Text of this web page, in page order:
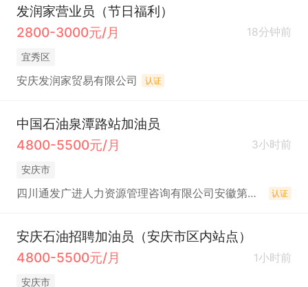
发润家营业员（节日福利）
2800-3000元/月
18分钟前
宜秀区
安庆发润家贸易有限公司 认证
中国石油泉潭路站加油员
4800-5500元/月
3小时前
安庆市
四川通发广进人力资源管理咨询有限公司安徽第一分公司 认证
安庆石油招聘加油员（安庆市区内站点）
4800-5500元/月
1小时前
安庆市